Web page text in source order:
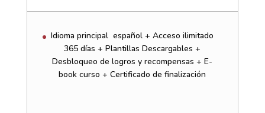
Idioma principal español + Acceso ilimitado
365 días + Plantillas Descargables +
Desbloqueo de logros y recompensas + E-
book curso + Certificado de finalización